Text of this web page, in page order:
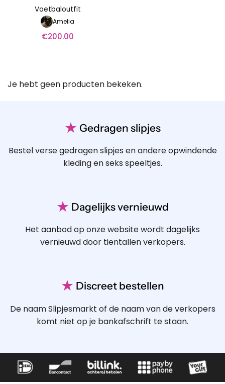
Voetbaloutfit
Amelia
€200.00
Je hebt geen producten bekeken.
★ Gedragen slipjes
Bestel verse gedragen slipjes en andere opwindende
kleding en seks speeltjes.
★ Dagelijks vernieuwd
Het aanbod op onze website wordt dagelijks
vernieuwd door tientallen verkopers.
★ Discreet bestellen
De naam Slipjesmarkt of de naam van de verkopers
komt niet op je bankafschrift te staan.